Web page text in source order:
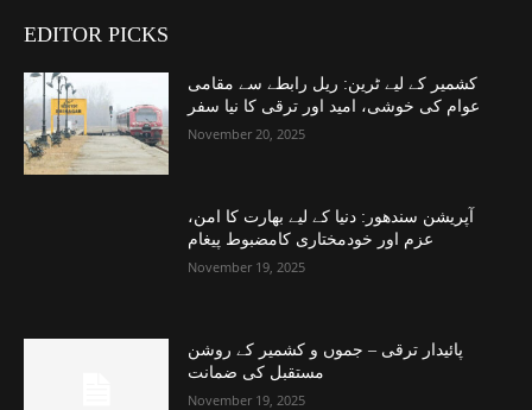
EDITOR PICKS
کشمیر کے لیے ٹرین: ریل رابطے سے مقامی
عوام کی خوشی، امید اور ترقی کا نیا سفر
November 20, 2025
آپریشن سندھور: دنیا کے لیے بھارت کا امن،
عزم اور خودمختاری کامضبوط پیغام
November 19, 2025
پائیدار ترقی – جموں و کشمیر کے روشن
مستقبل کی ضمانت
November 19, 2025